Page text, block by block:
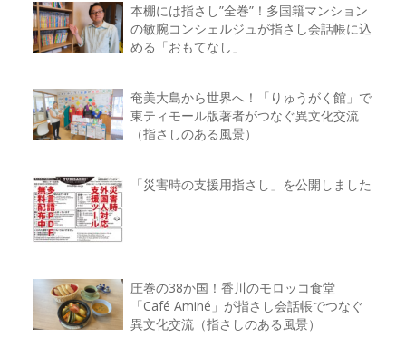
本棚には指さし”全巻”！多国籍マンション
の敏腕コンシェルジュが指さし会話帳に込
める「おもてなし」
奄美大島から世界へ！「りゅうがく館」で
東ティモール版著者がつなぐ異文化交流
（指さしのある風景）
「災害時の支援用指さし」を公開しました
圧巻の38か国！香川のモロッコ食堂
「Café Aminé」が指さし会話帳でつなぐ
異文化交流（指さしのある風景）